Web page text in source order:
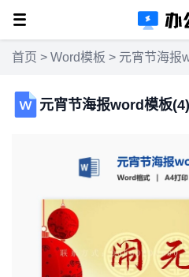
首页 > Word模板 > 元宵节海报
元宵节海报word模板(4)